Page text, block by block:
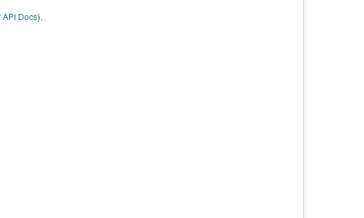
API Docs).